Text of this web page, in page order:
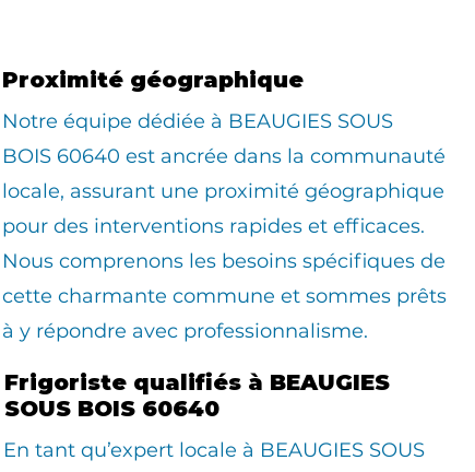
Proximité géographique
​Notre équipe dédiée à BEAUGIES SOUS
BOIS 60640 est ancrée dans la communauté
locale, assurant une proximité géographique
pour des interventions rapides et efficaces.
Nous comprenons les besoins spécifiques de
cette charmante commune et sommes prêts
à y répondre avec professionnalisme.
Frigoriste qualifiés à BEAUGIES
SOUS BOIS 60640
En tant qu’expert locale à BEAUGIES SOUS